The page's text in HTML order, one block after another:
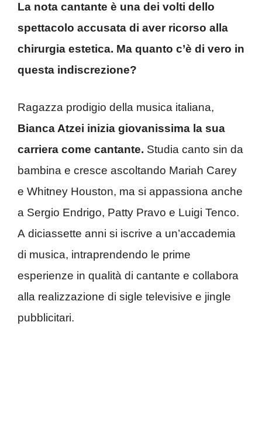
La nota cantante è una dei volti dello
spettacolo accusata di aver ricorso alla
chirurgia estetica. Ma quanto c’è di vero in
questa indiscrezione?
Ragazza prodigio della musica italiana,
Bianca Atzei inizia giovanissima la sua
carriera come cantante. Studia canto sin da
bambina e cresce ascoltando Mariah Carey
e Whitney Houston, ma si appassiona anche
a Sergio Endrigo, Patty Pravo e Luigi Tenco.
A diciassette anni si iscrive a un’accademia
di musica, intraprendendo le prime
esperienze in qualità di cantante e collabora
alla realizzazione di sigle televisive e jingle
pubblicitari.